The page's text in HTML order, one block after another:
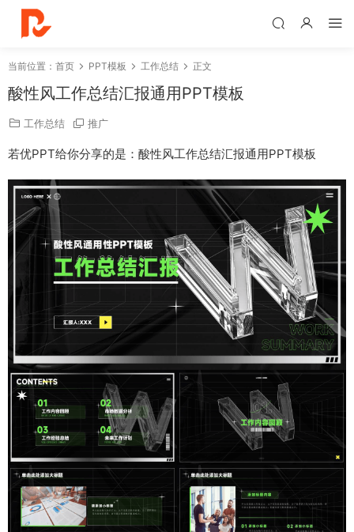
当前位置： 首页 PPT模板 工作总结 正文
酸性风工作总结汇报通用PPT模板
工作总结 推广
若优PPT给你分享的是：酸性风工作总结汇报通用PPT模板